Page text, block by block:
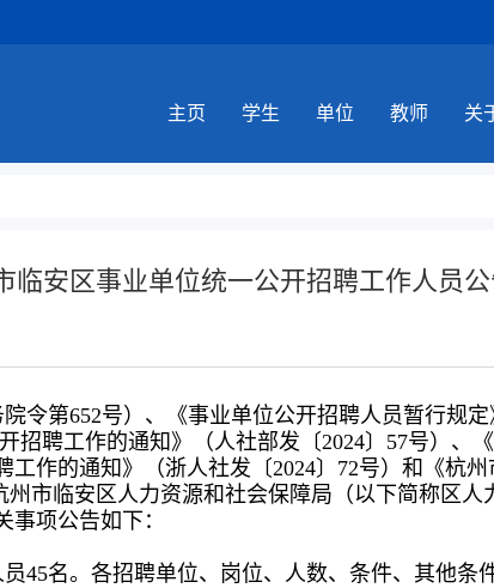
主页 学生 单位 教师 关
临安区事业单位统一公开招聘工作人员
令第652号）、《事业单位公开招聘人员暂行规
聘工作的通知》（人社部发〔2024〕57号）、
作的通知》（浙人社发〔2024〕72号）和《杭
市临安区人力资源和社会保障局（以下简称区人
项公告如下：
45名。各招聘单位、岗位、人数、条件、其他条